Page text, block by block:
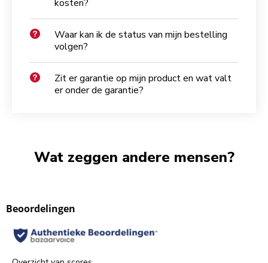
kosten?
Waar kan ik de status van mijn bestelling
volgen?
Zit er garantie op mijn product en wat valt
er onder de garantie?
Wat zeggen andere mensen?